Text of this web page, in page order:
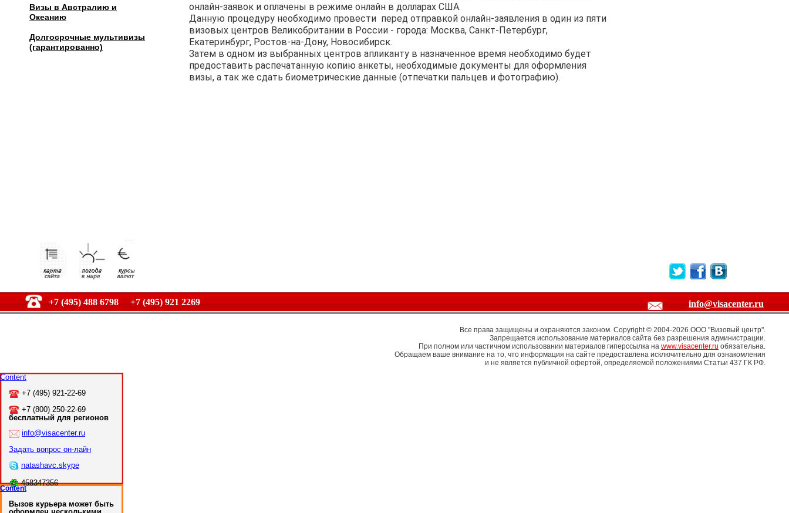
Визы в Австралию и
Океанию
Долгосрочные мультивизы
(гарантированно)
онлайн-заявок и оплачены в режиме онлайн в долларах США.
Данную процедуру необходимо провести перед отправкой онлайн-заявления в один из пяти
визовых центров Великобритании в России - города: Москва, Санкт-Петербург,
Екатеринбург, Ростов-на-Дону, Новосибирск.
Затем в одном из выбранных центров апликанту в назначенное время необходимо будет
предоставить распечатанную копию анкеты, необходимые документы для оформления
визы, а так же сдать биометрические данные (отпечатки пальцев и фотографию).
+7 (495) 488 6798 +7 (495) 921 2269 info@visacenter.ru
Все права защищены и охраняются законом. Copyright © 2004-2026 OOO "Визовый центр".
Запрещается использование материалов сайта без разрешения администрации.
При полном или частичном использовании материалов гиперссылка на www.visacenter.ru обязательна.
Обращаем ваше внимание на то, что информация на сайте предоставлена исключительно для ознакомления
и не является публичной офертой, определяемой положениями Статьи 437 ГК РФ.
Content
+7 (495) 921-22-69
+7 (800) 250-22-69
бесплатный для регионов
info@visacenter.ru
Задать вопрос он-лайн
natashavc.skype
458347356
Content
Вызов курьера может быть